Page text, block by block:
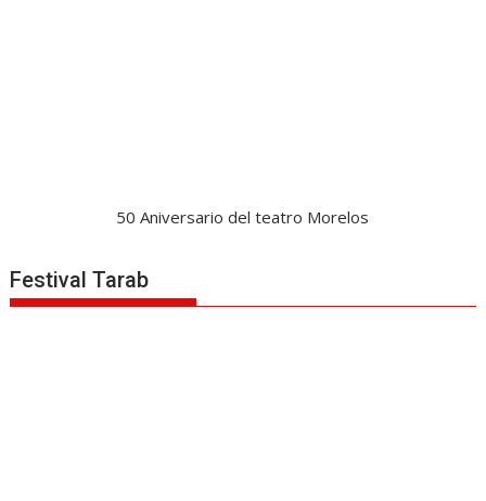
50 Aniversario del teatro Morelos
Festival Tarab